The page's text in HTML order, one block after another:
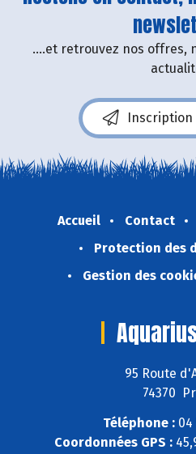
....et retrouvez nos offres,
Accueil Contact
Protection des
Gestion des
95 Route
74370
Téléphone : 04
Coordonnées GPS :